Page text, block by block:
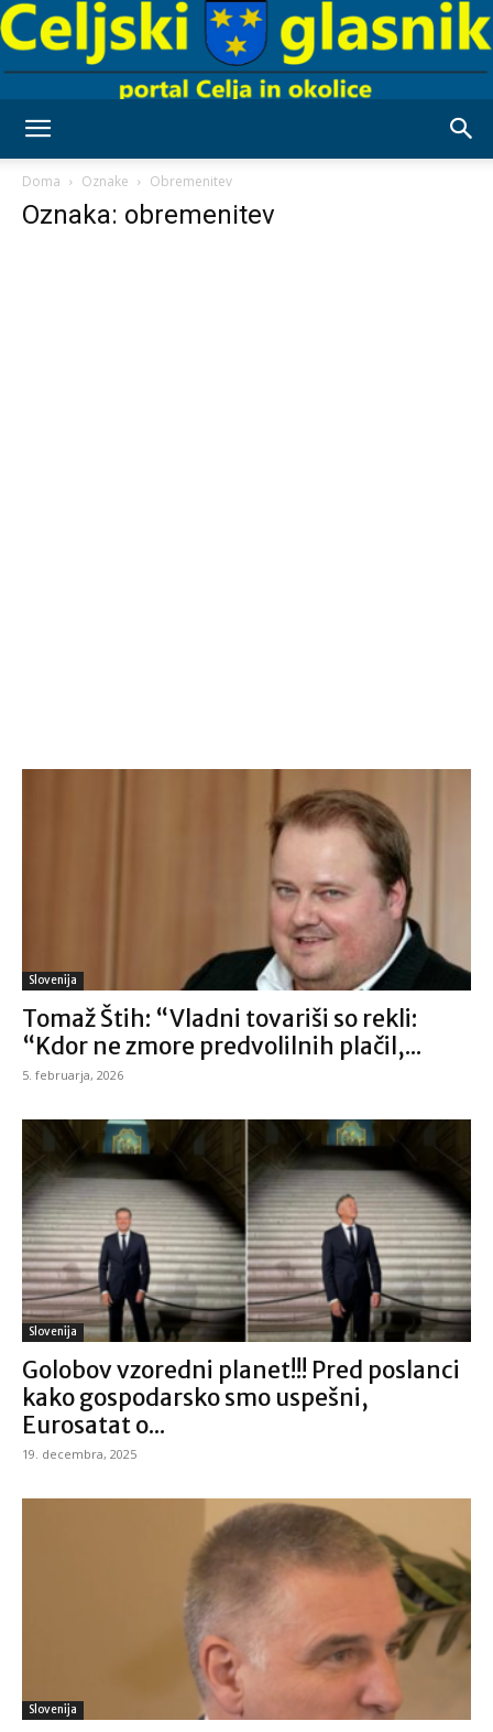
Doma Oznake Obremenitev
Oznaka: obremenitev
Slovenija
Tomaž Štih: “Vladni tovariši so rekli:
“Kdor ne zmore predvolilnih plačil,...
5. februarja, 2026
Slovenija
Golobov vzoredni planet!!! Pred poslanci
kako gospodarsko smo uspešni,
Eurosatat o...
19. decembra, 2025
Slovenija